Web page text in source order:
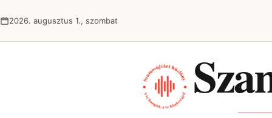
2026. augusztus 1., szombat